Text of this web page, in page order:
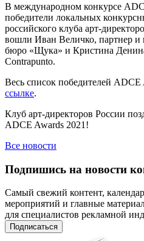
В международном конкурсе
победители локальных
российского клуба арт-
вошли Иван Величко, партнер и
бюро «Щука» и Кристина
Contrapunto.
Весь список победителей ADCE
ссылке.
Клуб арт-директоров России
ADCE Awards 2021!
Все новости
Подпишись на новости
Самый свежий контент,
мероприятий и главные
для специалистов рекламной
Подписаться